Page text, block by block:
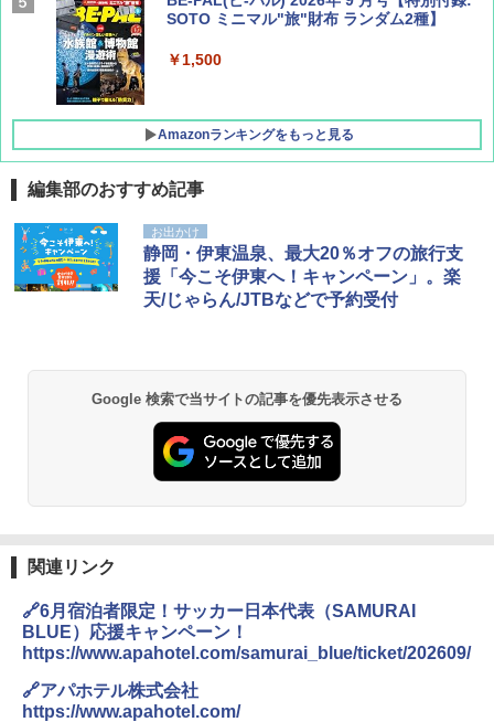
SOTO ミニマル"旅"財布 ランダム2種】
￥1,500
Amazonランキングをもっと見る
D40 地球の歩き方 チェンマイ タイ北部の魅
力的な町 2026～2027 地球の歩き方D アジア
￥2,079
￥2,479
A26 地球の歩き方 チェコ ポーランド スロヴ
地球の歩き方 スター・ウォーズ
￥2,695
[キャンパーズコレクション 山善] ポップアッ
プテント 傘みたいに広げて畳める パッとサ
ッとサンシェード キューブ フルクローズ メ
ッシュ 簡単設置 ワンタッチテント キャンプ
&ハイキング カーキ PATC-150(KH)
PYKES PEAK (パイクスピーク) 着替えテン
ト プライバシー テント 【中が透けない】 1
人用 折りたたみ 防災グッズ 災害用トイレ ビ
ーチ ピクニック ポップアップテント 携帯 簡
易 トイレテント (ブラック)
テント ワンタッチ RENEW 幅200 2-3人用 43
500002(88859)
￥5,499
BUNDOK(バンドック)ソロ ドーム 1 EX BDK
-08EX カーキ ソロキャンプ ポリエステル フ
レーム テント
￥14,800
GRANDOOR ステンレス保冷剤 2個セット 2
コンパクト 保冷力長持ち
￥2,980
熊撃退スプレー 熊よけスプレー 熊スプレー
関の購入実績 登山・キャンプ・アウトドア・
防災用品 長期保存可能 緊急時用 日本国内発
送
￥3,680
編集部のおすすめ記事
お出かけ
静岡・伊東温泉、最大20％オフの旅行支
援「今こそ伊東へ！キャンペーン」。楽
天/じゃらん/JTBなどで予約受付
Google 検索で当サイトの記事を優先表示させる
関連リンク
🔗6月宿泊者限定！サッカー日本代表（SAMURAI
BLUE）応援キャンペーン！
https://www.apahotel.com/samurai_blue/ticket/202609/
🔗アパホテル株式会社
https://www.apahotel.com/